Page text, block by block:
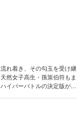
れ着き、その勾玉を受け継
然女子高生・孫策伯符もま
イパーバトルの決定版がこ